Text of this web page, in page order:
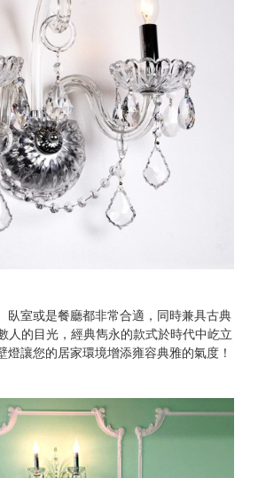
臥室或是餐廳都非常合適，同時兼具古典
人的目光，經典雋永的款式於時代中屹立
燈讓您的居家環境增添雍容典雅的氣度！